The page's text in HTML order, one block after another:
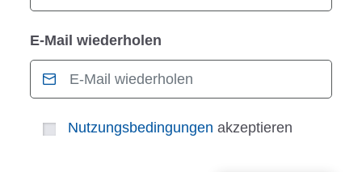
E-Mail wiederholen
Nutzungsbedingungen akzeptieren